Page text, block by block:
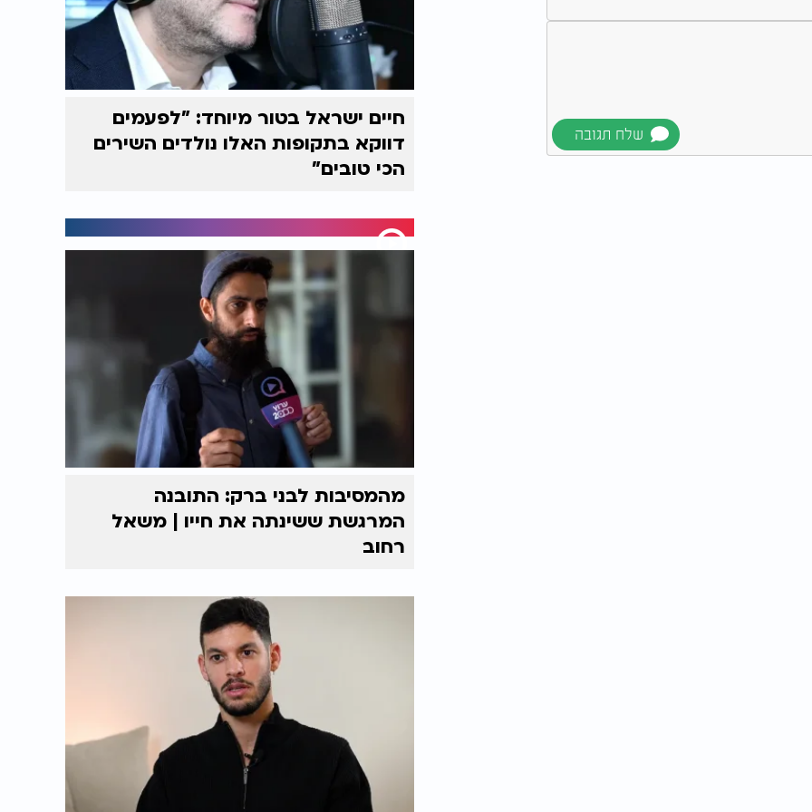
חיים ישראל בטור מיוחד: "לפעמים
דווקא בתקופות האלו נולדים השירים
הכי טובים"
מהמסיבות לבני ברק: התובנה
המרגשת ששינתה את חייו | משאל
רחוב